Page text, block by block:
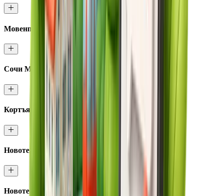
Мовенпик Красная Поляна
Сочи Марриотт Красная Поляна
Кортъярд Марриотт Сочи Красная Поляна
Новотель Резорт и спа Красная Поляна
Новотель Фит